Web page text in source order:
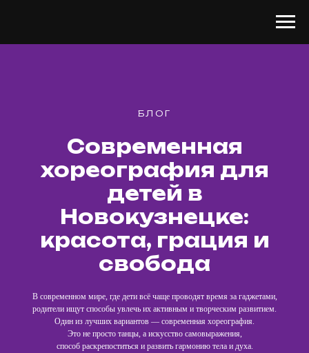
БЛОГ
Современная
хореография для
детей в
Новокузнецке:
красота, грация и
свобода
В современном мире, где дети всё чаще проводят время за гаджетами,
родители ищут способы увлечь их активным и творческим развитием.
Один из лучших вариантов — современная хореография.
Это не просто танцы, а искусство самовыражения,
способ раскрепоститься и развить гармонию тела и духа.